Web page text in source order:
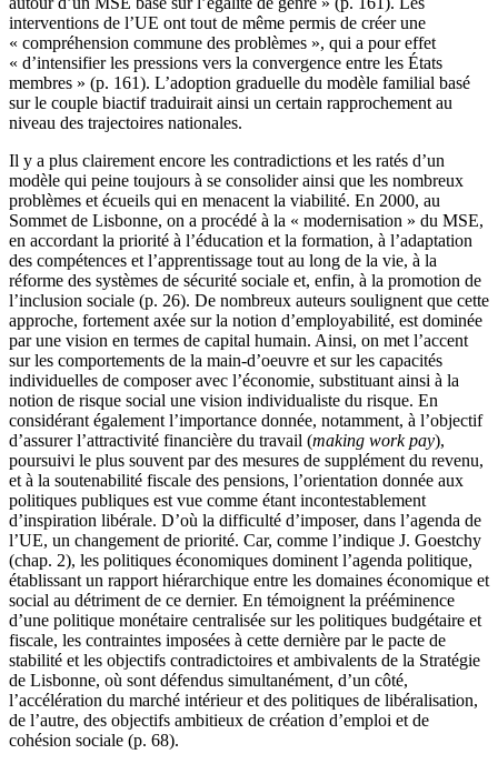
interventions de l’UE ont tout de même permis de créer une
« compréhension commune des problèmes », qui a pour effet
« d’intensifier les pressions vers la convergence entre les États
membres » (p. 161). L’adoption graduelle du modèle familial basé
sur le couple biactif traduirait ainsi un certain rapprochement au
niveau des trajectoires nationales.
Il y a plus clairement encore les contradictions et les ratés d’un
modèle qui peine toujours à se consolider ainsi que les nombreux
problèmes et écueils qui en menacent la viabilité. En 2000, au
Sommet de Lisbonne, on a procédé à la « modernisation » du MSE,
en accordant la priorité à l’éducation et la formation, à l’adaptation
des compétences et l’apprentissage tout au long de la vie, à la
réforme des systèmes de sécurité sociale et, enfin, à la promotion de
l’inclusion sociale (p. 26). De nombreux auteurs soulignent que cette
approche, fortement axée sur la notion d’employabilité, est dominée
par une vision en termes de capital humain. Ainsi, on met l’accent
sur les comportements de la main-d’oeuvre et sur les capacités
individuelles de composer avec l’économie, substituant ainsi à la
notion de risque social une vision individualiste du risque. En
considérant également l’importance donnée, notamment, à l’objectif
d’assurer l’attractivité financière du travail (making work pay),
poursuivi le plus souvent par des mesures de supplément du revenu,
et à la soutenabilité fiscale des pensions, l’orientation donnée aux
politiques publiques est vue comme étant incontestablement
d’inspiration libérale. D’où la difficulté d’imposer, dans l’agenda de
l’UE, un changement de priorité. Car, comme l’indique J. Goestchy
(chap. 2), les politiques économiques dominent l’agenda politique,
établissant un rapport hiérarchique entre les domaines économique et
social au détriment de ce dernier. En témoignent la prééminence
d’une politique monétaire centralisée sur les politiques budgétaire et
fiscale, les contraintes imposées à cette dernière par le pacte de
stabilité et les objectifs contradictoires et ambivalents de la Stratégie
de Lisbonne, où sont défendus simultanément, d’un côté,
l’accélération du marché intérieur et des politiques de libéralisation,
de l’autre, des objectifs ambitieux de création d’emploi et de
cohésion sociale (p. 68).